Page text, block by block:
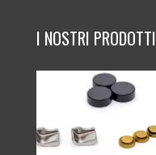
I NOSTRI PRODOTTI